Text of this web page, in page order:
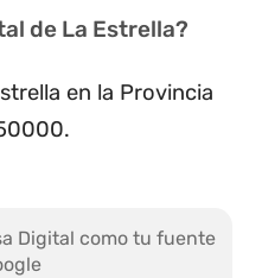
de La Estrella?
en la Provincia
Digital como tu fuente